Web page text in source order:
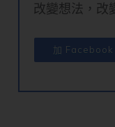
改變想法，改
加 Facebook